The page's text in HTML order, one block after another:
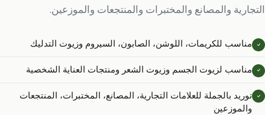
التجارية والمصانع والمختبرات والمنتجعات والموزعين.
مناسب للكريمات، اللوشن، الصابون، السيروم وزيوت التدليك
مناسب لزيوت الجسم وزيوت الشعر ومنتجات العناية الشخصية
توريد بالجملة للعلامات التجارية، المصانع، المختبرات، المنتجعات
والموزعين